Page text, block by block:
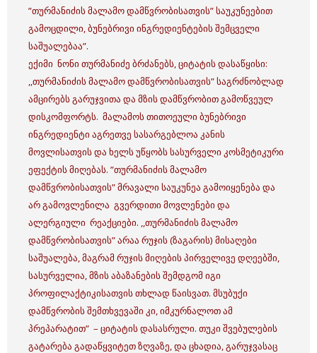
”თურმანიძის მალამო დამწვრობისათვის” საუკუნეებით
გამოცდილი, ბუნებრივი ინგრედიენტების შემცველი
საშუალებაა”.
ექიმი ნონი თურმანიძე ბრძანებს, ციტატის დასაწყისი:
,,თურმანიძის მალამო დამწვრობისათვის” საგრძნობლად
ამცირებს გარუჯვითა და მზის დამწვრობით გამოწვეულ
დისკომფორტს. მალამოს თითოეული ბუნებრივი
ინგრედიენტი აგრეთვე სასარგებლოა კანის
მოვლისათვის და ხელს უწყობს სასურველი კოსმეტიკური
ეფექტის მიღებას. ”თურმანიძის მალამო
დამწვრობისათვის” მრავალი საუკუნეა გამოიყენება და
არ გამოვლენილა გვერდითი მოვლენები და
ალერგიული რეაქციები. ,,თურმანიძის მალამო
დამწვრობისათვის” არაა რუჯის (ზაგარის) მისაღები
საშუალება, მაგრამ რუჯის მიღების პირველივე დღეებში,
სასურველია, მზის აბაზანების შემდგომ იგი
პროფილაქტიკისათვის თხლად წაისვათ. მსუბუქი
დამწვრობის შემთხვევაში კი, იმკურნალოთ ამ
პრეპარატით” – ციტატის დასასრული. თუკი შვებულების
გატარება გადაწყვიტეთ ზღვაზე, და ცხადია, გარუჯვასაც